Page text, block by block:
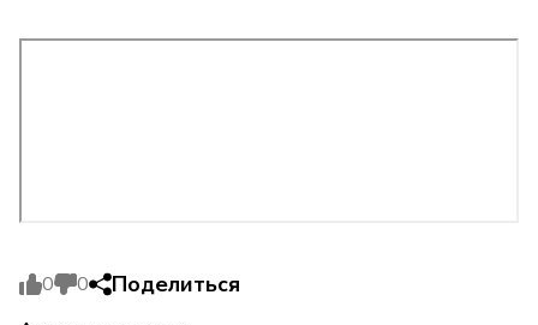
0 0 Поделиться